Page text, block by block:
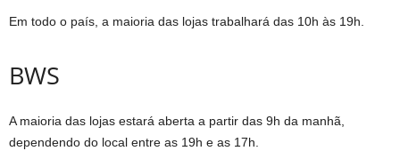
Em todo o país, a maioria das lojas trabalhará das 10h às 19h.
BWS
A maioria das lojas estará aberta a partir das 9h da manhã,
dependendo do local entre as 19h e as 17h.